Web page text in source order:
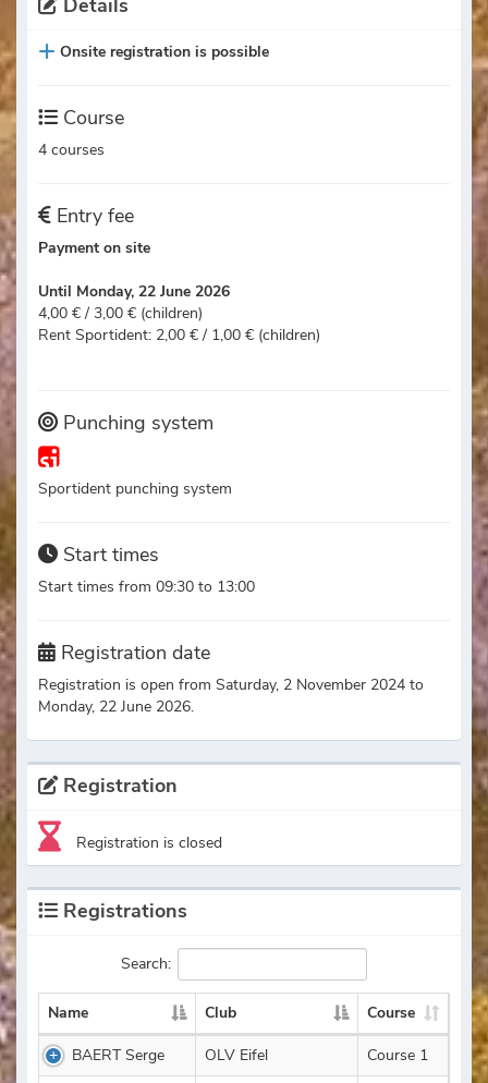
Details
Onsite registration is possible
Course
4 courses
Entry fee
Payment on site
Until Monday, 22 June 2026
4,00 € / 3,00 € (children)
Rent Sportident: 2,00 € / 1,00 € (children)
Punching system
Sportident punching system
Start times
Start times from 09:30 to 13:00
Registration date
Registration is open from Saturday, 2 November 2024 to
Monday, 22 June 2026.
Registration
Registration is closed
Registrations
Search:
Name Club Course
BAERT Serge OLV Eifel
Course 1